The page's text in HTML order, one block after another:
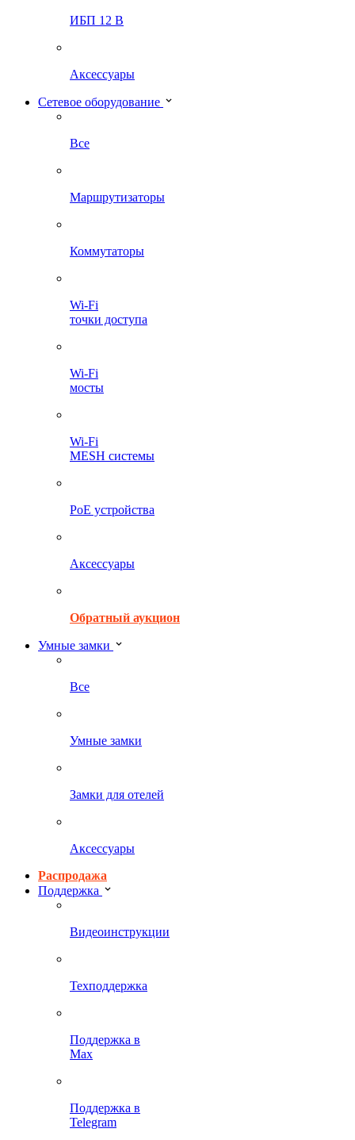
ИБП 12 В
Аксессуары
Сетевое оборудование
Все
Маршрутизаторы
Коммутаторы
Wi-Fi
точки доступа
Wi-Fi
мосты
Wi-Fi
MESH системы
PoE устройства
Аксессуары
Обратный аукцион
Умные замки
Все
Умные замки
Замки для отелей
Аксессуары
Распродажа
Поддержка
Видеоинструкции
Техподдержка
Поддержка в
Max
Поддержка в
Telegram